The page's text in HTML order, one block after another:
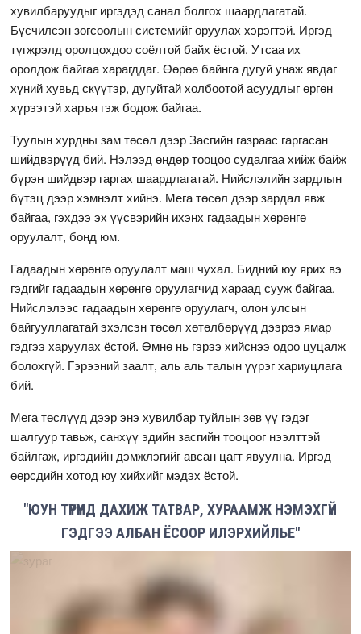
хувилбаруудыг иргэдэд санал болгох шаардлагатай.
Бүсчилсэн зогсоолын системийг оруулах хэрэгтэй. Иргэд
түгжрэлд оролцохдоо соёлтой байх ёстой. Утсаа их
оролдож байгаа харагддаг. Өөрөө байнга дугуй унаж явдаг
хүний хувьд скүүтэр, дугуйтай холбоотой асуудлыг өргөн
хүрээтэй харъя гэж бодож байгаа.
Туулын хурдны зам төсөл дээр Засгийн газраас гаргасан
шийдвэрүүд бий. Нэлээд өндөр тооцоо судалгаа хийж байж
бүрэн шийдвэр гаргах шаардлагатай. Нийслэлийн зардлын
бүтэц дээр хэмнэлт хийнэ. Мега төсөл дээр зардал явж
байгаа, гэхдээ эх үүсвэрийн ихэнх гадаадын хөрөнгө
оруулалт, бонд юм.
Гадаадын хөрөнгө оруулалт маш чухал. Бидний юу ярих вэ
гэдгийг гадаадын хөрөнгө оруулагчид хараад сууж байгаа.
Нийслэлээс гадаадын хөрөнгө оруулагч, олон улсын
байгууллагатай эхэлсэн төсөл хөтөлбөрүүд дээрээ ямар
гэдгээ харуулах ёстой. Өмнө нь гэрээ хийснээ одоо цуцалж
болохгүй. Гэрээний заалт, аль аль талын үүрэг хариуцлага
бий.
Мега төслүүд дээр энэ хувилбар туйлын зөв үү гэдэг
шалгуур тавьж, санхүү эдийн засгийн тооцоог нээлттэй
байлгаж, иргэдийн дэмжлэгийг авсан цагт явуулна. Иргэд
өөрсдийн хотод юу хийхийг мэдэх ёстой.
"ЮУН ТҮРҮҮНД ДАХИЖ ТАТВАР, ХУРААМЖ НЭМЭХГҮЙ
ГЭДГЭЭ АЛБАН ЁСООР ИЛЭРХИЙЛЬЕ"